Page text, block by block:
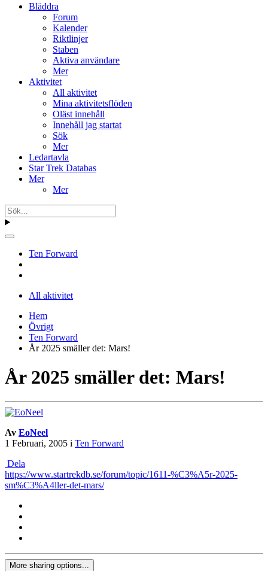
Bläddra
Forum
Kalender
Riktlinjer
Staben
Aktiva användare
Mer
Aktivitet
All aktivitet
Mina aktivitetsflöden
Oläst innehåll
Innehåll jag startat
Sök
Mer
Ledartavla
Star Trek Databas
Mer
Mer
Ten Forward
All aktivitet
Hem
Övrigt
Ten Forward
År 2025 smäller det: Mars!
År 2025 smäller det: Mars!
Av EoNeel
1 Februari, 2005 i Ten Forward
Dela
https://www.startrekdb.se/forum/topic/1611-%C3%A5r-2025-
sm%C3%A4ller-det-mars/
More sharing options...